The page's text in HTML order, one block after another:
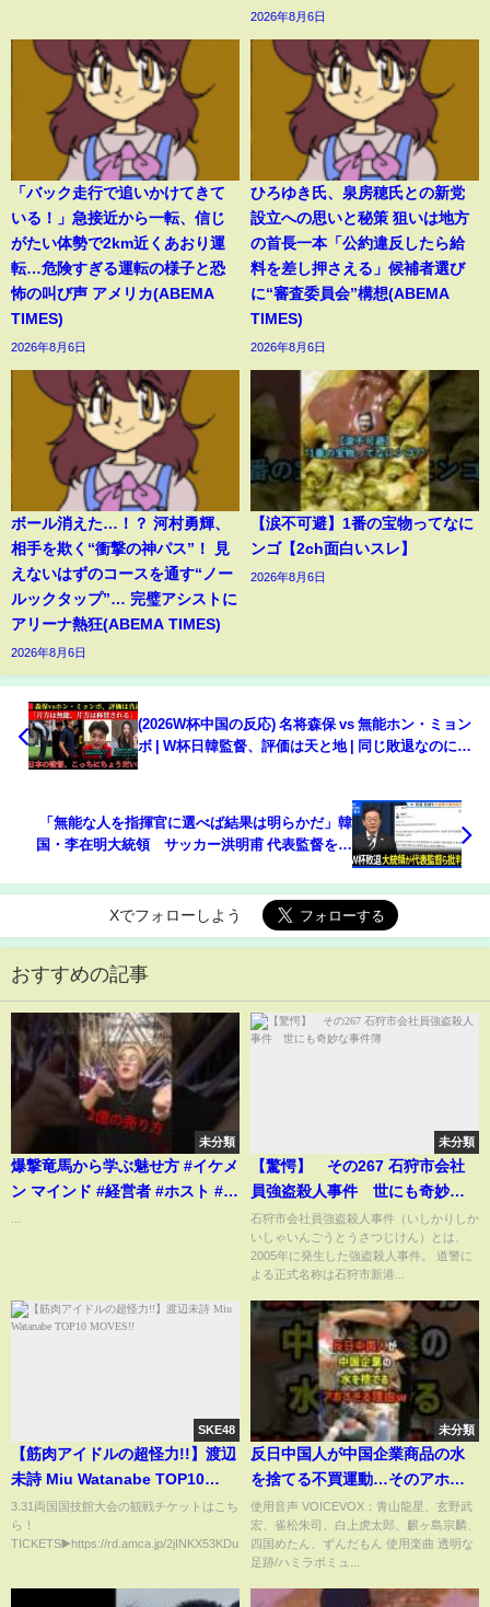
2026年8月6日
「バック走行で追いかけてきて
いる！」急接近から一転、信じ
がたい体勢で2km近くあおり運
転…危険すぎる運転の様子と恐
怖の叫び声 アメリカ(ABEMA
TIMES)
2026年8月6日
ひろゆき氏、泉房穂氏との新党
設立への思いと秘策 狙いは地方
の首長一本「公約違反したら給
料を差し押さえる」候補者選び
に“審査委員会”構想(ABEMA
TIMES)
2026年8月6日
ボール消えた…！？ 河村勇輝、
相手を欺く“衝撃の神パス”！ 見
えないはずのコースを通す“ノー
ルックタップ”… 完璧アシストに
アリーナ熱狂(ABEMA TIMES)
2026年8月6日
【涙不可避】1番の宝物ってなに
ンゴ【2ch面白いスレ】
2026年8月6日
(2026W杯中国の反応) 名将森保 vs 無能ホン・ミョン
ボ | W杯日韓監督、評価は天と地 | 同じ敗退なのに評
「無能な人を指揮官に選べば結果は明らかだ」韓
国・李在明大統領 サッカー洪明甫 代表監督を批
す」と謝罪｜TBS NEWS DIG
Xでフォローしよう
おすすめの記事
未分類
爆撃竜馬から学ぶ魅せ方 #イケメ
ン マインド #経営者 #ホスト #副
未分類
【驚愕】 その267 石狩市会社
員強盗殺人事件 世にも奇妙な
事件簿
石狩市会社員強盗殺人事件（いしかりしか
いしゃいんごうとうさつじけん）とは、
2005年に発生した強盗殺人事件。 道警に
よる正式名称は石狩市新港...
SKE48
【筋肉アイドルの超怪力!!】渡辺
未詩 Miu Watanabe TOP10
MOVES!!
3.31両国国技館大会の観戦チケットはこち
ら！
TICKETS▶️https://rd.amca.jp/2jINKX53KDuF24ryvO...
未分類
反日中国人が中国企業商品の水
を捨てる不買運動…そのアホす
ぎる理由w
使用音声 VOICEVOX：青山龍星、玄野武
宏、雀松朱司、白上虎太郎、麒ヶ島宗麟、
四国めたん、ずんだもん 使用楽曲 透明な
足跡/ハミラボミュ...